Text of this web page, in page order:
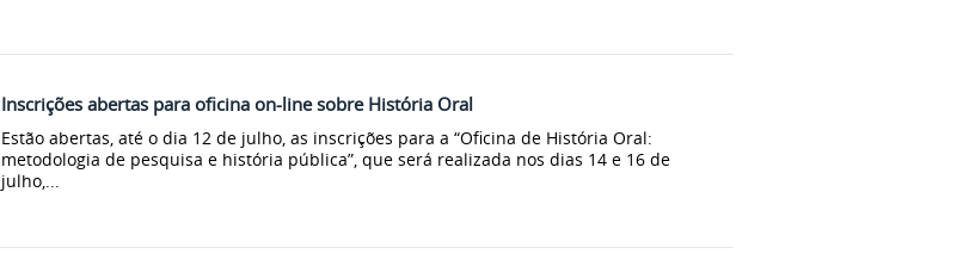
Inscrições abertas para oficina on-line sobre História Oral
Estão abertas, até o dia 12 de julho, as inscrições para a “Oficina de História Oral:
metodologia de pesquisa e história pública”, que será realizada nos dias 14 e 16 de
julho,...